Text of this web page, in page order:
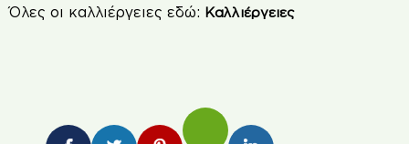
Όλες οι καλλιέργειες εδώ: Καλλιέργειες